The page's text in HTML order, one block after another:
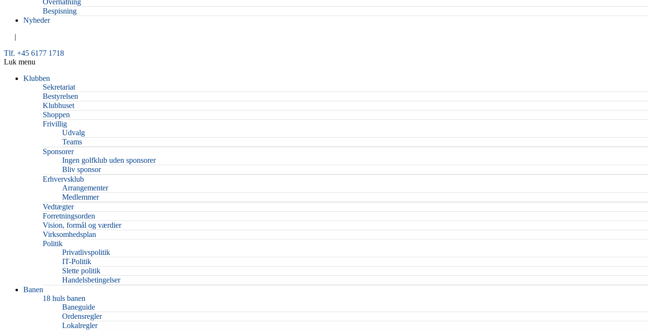
Overnatning
Bespisning
Nyheder
|
Tlf. +45 6177 1718
Luk menu
Klubben
Sekretariat
Bestyrelsen
Klubhuset
Shoppen
Frivillig
Udvalg
Teams
Sponsorer
Ingen golfklub uden sponsorer
Bliv sponsor
Erhvervsklub
Arrangementer
Medlemmer
Vedtægter
Forretningsorden
Vision, formål og værdier
Virksomhedsplan
Politik
Privatlivspolitik
IT-Politik
Slette politik
Handelsbetingelser
Banen
18 huls banen
Baneguide
Ordensregler
Lokalregler